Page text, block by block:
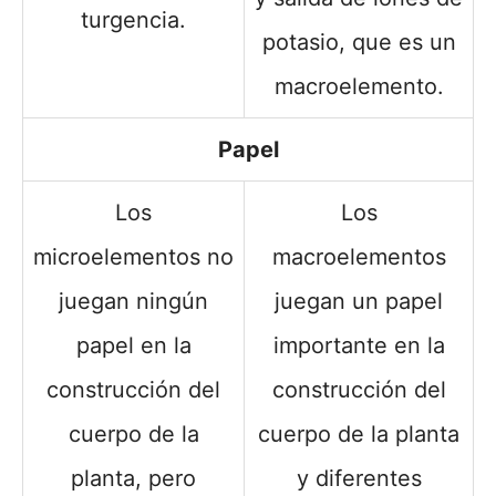
turgencia.
potasio, que es un
macroelemento.
Papel
Los
microelementos no
juegan ningún
papel en la
construcción del
cuerpo de la
planta, pero
Los
macroelementos
juegan un papel
importante en la
construcción del
cuerpo de la planta
y diferentes